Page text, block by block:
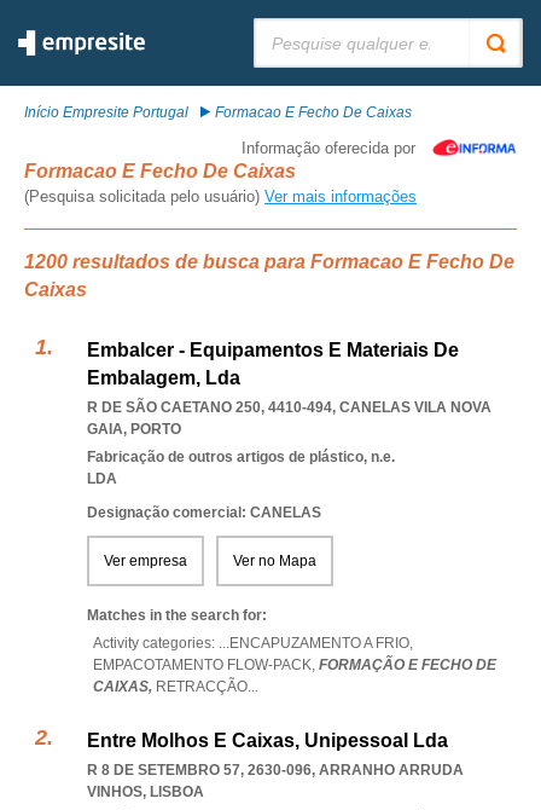
Início Empresite Portugal Formacao E Fecho De Caixas
Informação oferecida por
Formacao E Fecho De Caixas
(Pesquisa solicitada pelo usuário) Ver mais informações
1200 resultados de busca para Formacao E Fecho De
Caixas
Embalcer - Equipamentos E Materiais De
Embalagem, Lda
R DE SÃO CAETANO 250, 4410-494, CANELAS VILA NOVA
GAIA, PORTO
Fabricação de outros artigos de plástico, n.e.
LDA
Designação comercial: CANELAS
Ver empresa Ver no Mapa
Matches in the search for:
Activity categories: ...ENCAPUZAMENTO A FRIO,
EMPACOTAMENTO FLOW-PACK, FORMAÇÃO E FECHO DE
CAIXAS, RETRACÇÃO...
Entre Molhos E Caixas, Unipessoal Lda
R 8 DE SETEMBRO 57, 2630-096, ARRANHO ARRUDA
VINHOS, LISBOA